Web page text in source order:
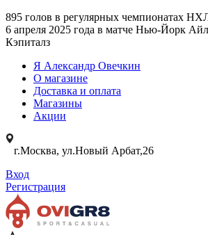
895 голов в регулярных чемпионатах
6 апреля 2025 года в матче Нью-Йорк
Кэпиталз
Я Александр Овечкин
О магазине
Доставка и оплата
Магазины
Акции
г.Москва, ул.Новый Арбат,26
Вход
Регистрация